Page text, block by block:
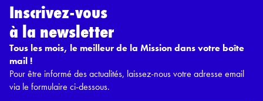
Inscrivez-vous
à la newsletter
Tous les mois, le meilleur de la Mission dans votre boîte
mail !
Pour être informé des actualités, laissez-nous votre adresse email
via le formulaire ci-dessous.